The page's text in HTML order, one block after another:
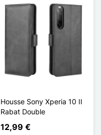
Housse Sony Xperia 10 II
Rabat Double
12,99 €